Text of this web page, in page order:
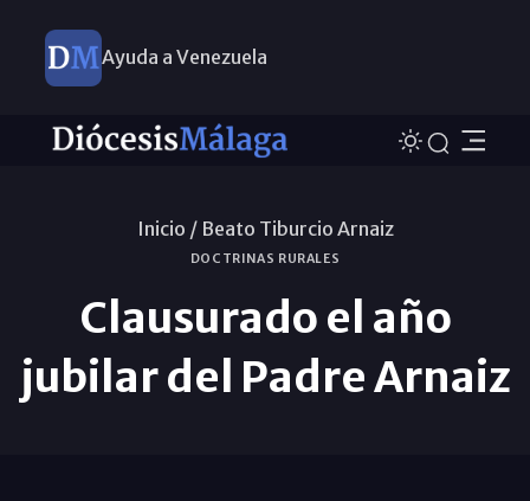
Ayuda a Venezuela
Inicio / Beato Tiburcio Arnaiz
DOCTRINAS RURALES
Clausurado el año
jubilar del Padre Arnaiz